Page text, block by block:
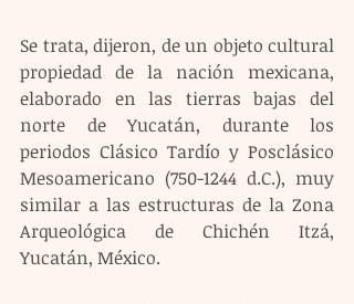
Se trata, dijeron, de un objeto cultural
propiedad de la nación mexicana,
elaborado en las tierras bajas del
norte de Yucatán, durante los
periodos Clásico Tardío y Posclásico
Mesoamericano (750-1244 d.C.), muy
similar a las estructuras de la Zona
Arqueológica de Chichén Itzá,
Yucatán, México.